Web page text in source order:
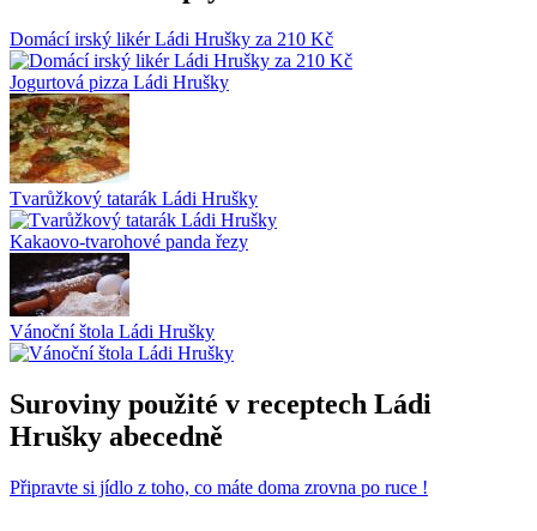
Domácí irský likér Ládi Hrušky za 210 Kč
Jogurtová pizza Ládi Hrušky
Tvarůžkový tatarák Ládi Hrušky
Kakaovo-tvarohové panda řezy
Vánoční štola Ládi Hrušky
Suroviny použité v receptech Ládi
Hrušky abecedně
Připravte si jídlo z toho, co máte doma zrovna po ruce !